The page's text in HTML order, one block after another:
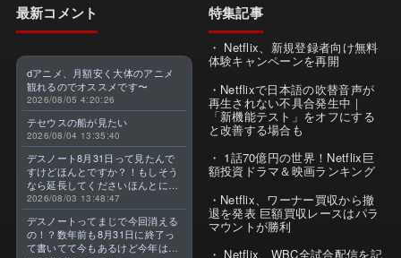
最新コメント
dアニメ、月額安く大体のアニメ
観れるのでオススメです〜
2026/08/05 4:20:26
テセウスの船が見たい
2026/08/04 13:35:40
デスノート8月31日って見たんで
すけどほんとですか？！もしそう
なら延長してくださいほんとに大
好きなんです😭
2026/08/03 13:48:47
デスノートってまじで今回消える
の！？数年前も8月31日に終了っ
て書いてて今もあるけど今年はま
特集記事
Netflix、新規登録者向け無料
体験キャンペーンを再開
Netflixで日本語の吹替音声が
再生されない不具合発生中｜
「新機能テスト」をオフにする
と改善する場合も
1話70億円の世界！Netflix巨
額投資ドラマ＆映画ランキング
Netflix、ワーナー買収から撤
退を発表 巨額買収レースはパラ
マウントが勝利
Netflix、WBC全試合配信を記